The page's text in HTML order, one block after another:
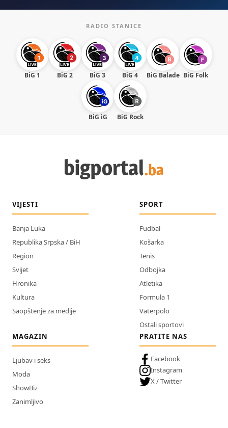
RADIO STANICE
BiG 1 BiG 2 BiG 3 BiG 4 BiG Balade BiG Folk
BiG iG BiG Rock
VIJESTI
Banja Luka
Republika Srpska / BiH
Region
Svijet
Hronika
Kultura
Saopštenje za medije
SPORT
Fudbal
Košarka
Tenis
Odbojka
Atletika
Formula 1
Vaterpolo
Ostali sportovi
MAGAZIN
Ljubav i seks
Moda
ShowBiz
Zanimljivo
PRATITE NAS
Facebook
Instagram
X / Twitter